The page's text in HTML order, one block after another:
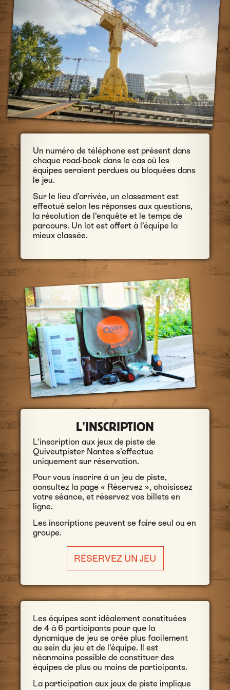
Un numéro de téléphone est présent dans
chaque road-book dans le cas où les
équipes seraient perdues ou bloquées dans
le jeu.
Sur le lieu d’arrivée, un classement est
effectué selon les réponses aux questions,
la résolution de l’enquête et le temps de
parcours. Un lot est offert à l’équipe la
mieux classée.
L’INSCRIPTION
L’inscription aux jeux de piste de
Quiveutpister Nantes s’effectue
uniquement sur réservation.
Pour vous inscrire à un jeu de piste,
consultez la page « Réservez », choisissez
votre séance, et réservez vos billets en
ligne.
Les inscriptions peuvent se faire seul ou en
groupe.
RÉSERVEZ UN JEU
Les équipes sont idéalement constituées
de 4 à 6 participants pour que la
dynamique de jeu se crée plus facilement
au sein du jeu et de l’équipe. Il est
néanmoins possible de constituer des
équipes de plus ou moins de participants.
La participation aux jeux de piste implique